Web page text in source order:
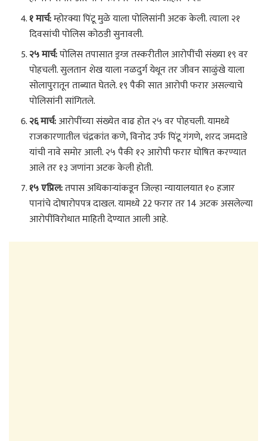
१ मार्च:म्होरक्या पिंटू मुळे याला पोलिसांनी अटक केली. त्याला २१
दिवसांची पोलिस कोठडी सुनावली.
२५ मार्च:पोलिस तपासात ड्रग्ज तस्करीतील आरोपींची संख्या १९ वर
पोहचली. सुलतान शेख याला नळदुर्ग येथून तर जीवन साळुंखे याला
सोलापुरातून ताब्यात घेतले. १९ पैकी सात आरोपी फरार असल्याचे
पोलिसांनी सांगितले.
२६ मार्च:आरोपींच्या संख्येत वाढ होत २५ वर पोहचली. यामध्ये
राजकारणातील चंद्रकांत कणे, विनोद उर्फ पिंटू गंगणे, शरद जमदाडे
यांची नावे समोर आली. २५ पैकी १२ आरोपी फरार घोषित करण्यात
आले तर १३ जणांना अटक केली होती.
१५ एप्रिल:तपास अधिकाऱ्यांकडून जिल्हा न्यायालयात १० हजार
पानांचे दोषारोपपत्र दाखल. यामध्ये 22 फरार तर 14 अटक असलेल्या
आरोपींविरोधात माहिती देण्यात आली आहे.